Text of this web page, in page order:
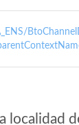
localidad